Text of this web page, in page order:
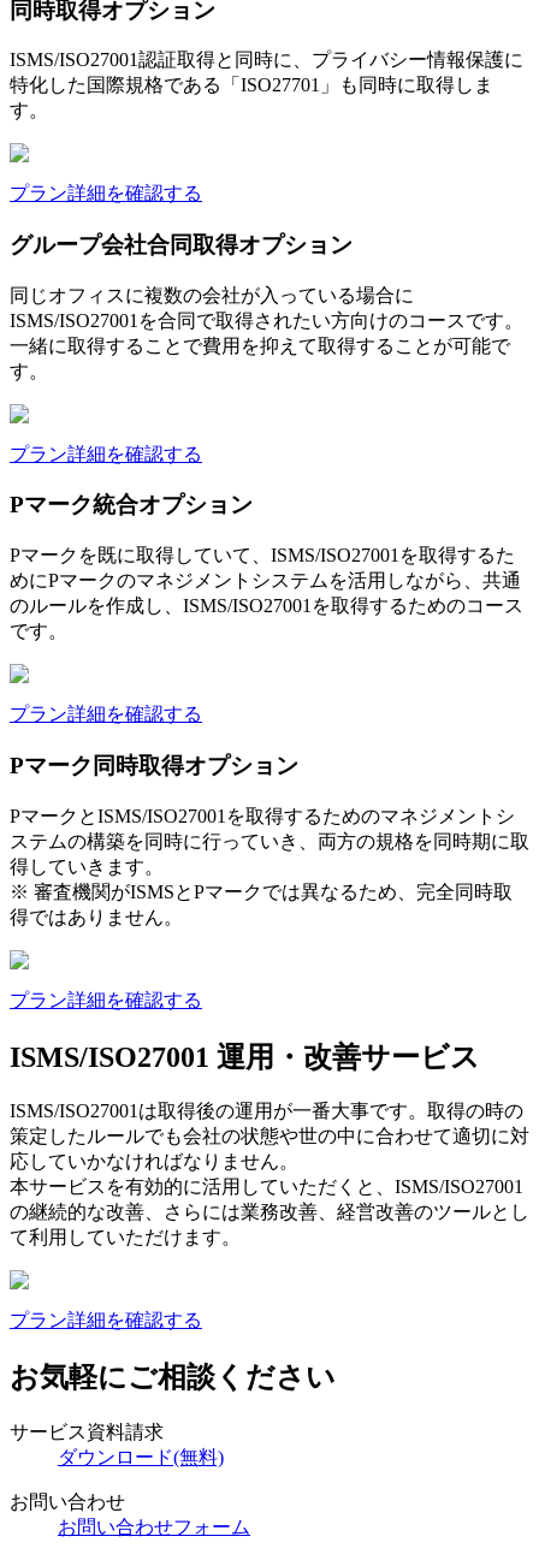
同時取得オプション
ISMS/ISO27001認証取得と同時に、プライバシー情報保護に
特化した国際規格である「ISO27701」も同時に取得しま
す。
プラン詳細を確認する
グループ会社合同取得オプション
同じオフィスに複数の会社が入っている場合に
ISMS/ISO27001を合同で取得されたい方向けのコースです。
一緒に取得することで費用を抑えて取得することが可能で
す。
プラン詳細を確認する
Pマーク統合オプション
Pマークを既に取得していて、ISMS/ISO27001を取得するた
めにPマークのマネジメントシステムを活用しながら、共通
のルールを作成し、ISMS/ISO27001を取得するためのコース
です。
プラン詳細を確認する
Pマーク同時取得オプション
PマークとISMS/ISO27001を取得するためのマネジメントシ
ステムの構築を同時に行っていき、両方の規格を同時期に取
得していきます。
※ 審査機関がISMSとPマークでは異なるため、完全同時取
得ではありません。
プラン詳細を確認する
ISMS/ISO27001 運用・改善サービス
ISMS/ISO27001は取得後の運用が一番大事です。取得の時の
策定したルールでも会社の状態や世の中に合わせて適切に対
応していかなければなりません。
本サービスを有効的に活用していただくと、ISMS/ISO27001
の継続的な改善、さらには業務改善、経営改善のツールとし
て利用していただけます。
プラン詳細を確認する
お気軽にご相談ください
サービス資料請求
ダウンロード(無料)
お問い合わせ
お問い合わせフォーム